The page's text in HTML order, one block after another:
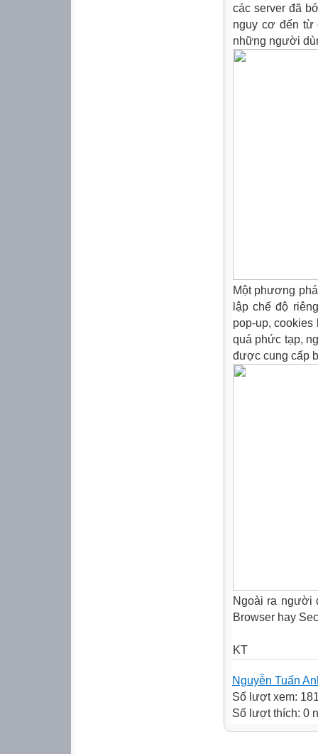
các server đã
nguy cơ đến từ
những người
Một phương
lập chế độ
pop-up, cookies
quá phức tạp,
được cung cấp
Ngoài ra người
Browser hay
KT
Nguyễn Tuấn
Số lượt xem:
Số lượt thích: 0